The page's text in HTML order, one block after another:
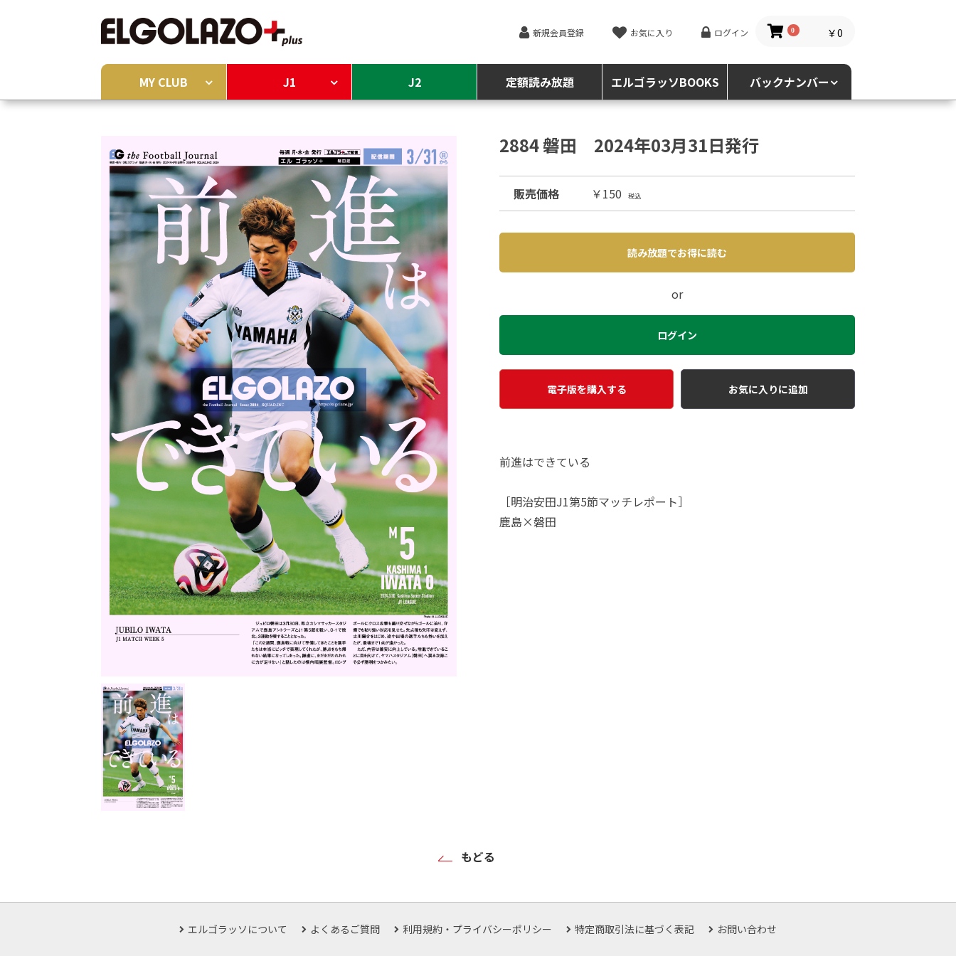
新規会員登録 お気に入り ログイン 0 ￥0
MY CLUB J1 J2 定額読み放題 エルゴラッソBOOKS バックナンバー
2884 磐田 2024年03月31日発行
販売価格 ￥150 税込
読み放題でお得に読む
or
ログイン
電子版を購入する お気に入りに追加
前進はできている
［明治安田J1第5節マッチレポート］
鹿島×磐田
もどる
エルゴラッソについて よくあるご質問 利用規約・プライバシーポリシー 特定商取引法に基づく表記 お問い合わせ